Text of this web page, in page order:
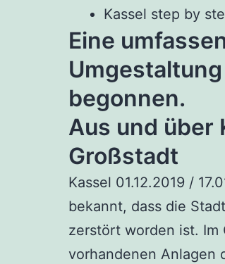
Kassel step by
Eine
begonnen.
Aus und über
Großstadt
Kassel 01.12.2019 /
bekannt, dass die
zerstört worden ist. Im
vorhandenen Anlagen